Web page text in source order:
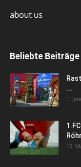
about us
Beliebte Beiträge
...
1.
10.